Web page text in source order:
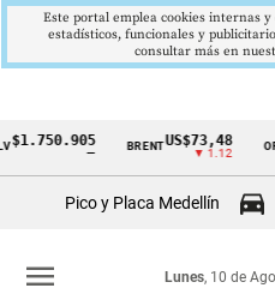
Cintillo
Colombia
BRENT US$73,48
▼ 1.12
ORO
Pico y Placa Medellín
Lunes, 10 de
menu
Este portal emplea cookies internas
estadísticos, funcionales y
consultar más en